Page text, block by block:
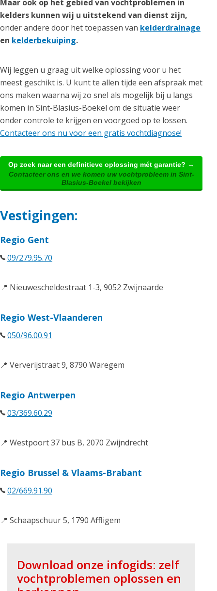
Maar ook op het gebied van vochtproblemen in
kelders kunnen wij u uitstekend van dienst zijn,
onder andere door het toepassen van kelderdrainage
en kelderbekuiping.
Wij leggen u graag uit welke oplossing voor u het
meest geschikt is. U kunt te allen tijde een afspraak met
ons maken waarna wij zo snel als mogelijk bij u langs
komen in Sint-Blasius-Boekel om de situatie weer
onder controle te krijgen en voorgoed op te lossen.
Contacteer ons nu voor een gratis vochtdiagnose!
Op zoek naar een definitieve oplossing mét garantie? →
Contacteer ons en we komen uw vochtprobleem in Sint-
Blasius-Boekel bekijken
Vestigingen:
Regio Gent
09/279.95.70
📍 Nieuwescheldestraat 1-3, 9052 Zwijnaarde
Regio West-Vlaanderen
050/96.00.91
📍 Ververijstraat 9, 8790 Waregem
Regio Antwerpen
03/369.60.29
📍 Westpoort 37 bus B, 2070 Zwijndrecht
Regio Brussel & Vlaams-Brabant
02/669.91.90
📍 Schaapschuur 5, 1790 Affligem
Download onze infogids: zelf
vochtproblemen oplossen en